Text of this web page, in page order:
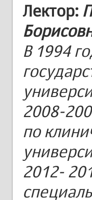
Лектор:
В 1994
2008-
по
2012-